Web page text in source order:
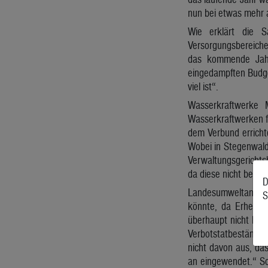
nun bei etwas mehr
Wie erklärt die
das kommende
eingedampften
viel ist“.
Wasserkraftwerken
dem Verbund
Wobei in
da diese nicht
könnte, da
überhaupt nicht
nicht davon aus,
an eingewendet.“